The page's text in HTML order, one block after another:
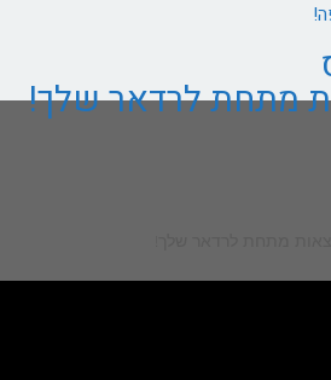
מתחת לרדאר שלך!
מתחת לרדאר שלך!